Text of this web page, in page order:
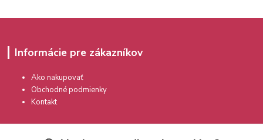
Informácie pre zákazníkov
Ako nakupovať
Obchodné podmienky
Kontakt